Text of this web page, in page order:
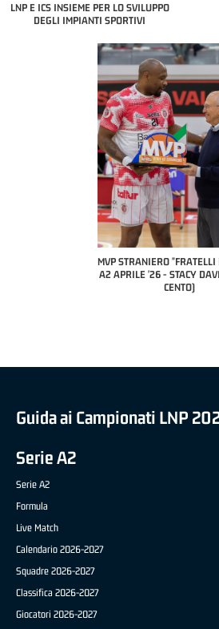
LNP E ICS INSIEME PER LO SVILUPPO
DEGLI IMPIANTI SPORTIVI
MVP "FRATELLI BERETTA"
DILAS B NAZIONALE
MARCO RESTELLI (TAV
Guida ai Campionati LNP
Serie A2
Serie A2
Formula
Live Match
Calendario 2026-2027
Squadre 2026-2027
Classifica 2026-2027
Giocatori 2026-2027